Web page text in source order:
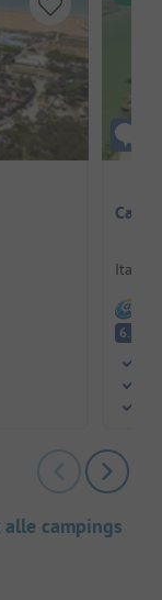
Italië /
6.5
alle campings